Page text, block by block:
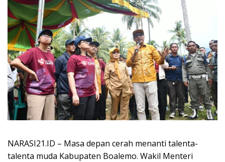
NARASI21.ID – Masa depan cerah menanti talenta-
talenta muda Kabupaten Boalemo. Wakil Menteri